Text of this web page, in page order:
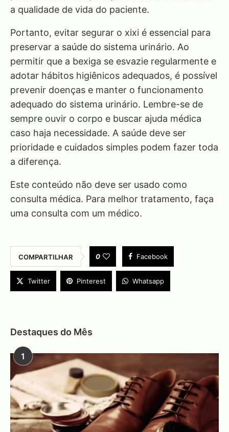
a qualidade de vida do paciente.
Portanto, evitar segurar o xixi é essencial para
preservar a saúde do sistema urinário. Ao
permitir que a bexiga se esvazie regularmente e
adotar hábitos higiênicos adequados, é possível
prevenir doenças e manter o funcionamento
adequado do sistema urinário. Lembre-se de
sempre ouvir o corpo e buscar ajuda médica
caso haja necessidade. A saúde deve ser
prioridade e cuidados simples podem fazer toda
a diferença.
Este conteúdo não deve ser usado como
consulta médica. Para melhor tratamento, faça
uma consulta com um médico.
COMPARTILHAR 0 Facebook
Twitter Pinterest Whatsapp
Destaques do Mês
1